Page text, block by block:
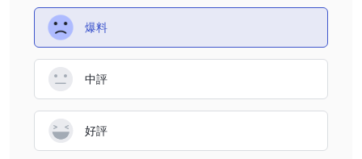
行的支付方式，如 paypal、skrill、neteller，不可用。
客戶支持
Power Functioncapital 提供糟糕的客戶支持服務。雖然它的網站上
有“whatsapp”和“line”的標誌，但是點擊這些標誌卻沒有任何反應，
地址。
爆料
中評
好評